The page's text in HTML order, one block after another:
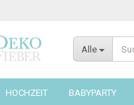
Alle
HOCHZEIT BABYPARTY